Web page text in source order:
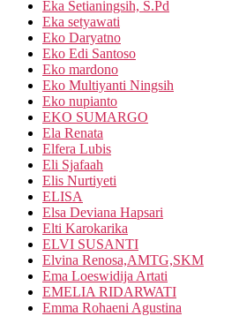
Eka Setianingsih, S.Pd
Eka setyawati
Eko Daryatno
Eko Edi Santoso
Eko mardono
Eko Multiyanti Ningsih
Eko nupianto
EKO SUMARGO
Ela Renata
Elfera Lubis
Eli Sjafaah
Elis Nurtiyeti
ELISA
Elsa Deviana Hapsari
Elti Karokarika
ELVI SUSANTI
Elvina Renosa,AMTG,SKM
Ema Loeswidija Artati
EMELIA RIDARWATI
Emma Rohaeni Agustina